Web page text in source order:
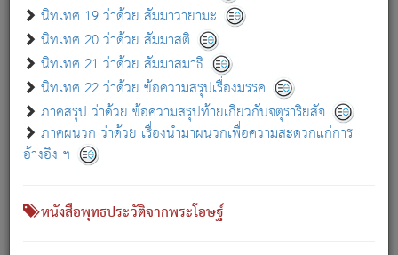
นิทเทศ 19 ว่าด้วย สัมมาวายามะ
นิทเทศ 20 ว่าด้วย สัมมาสติ
นิทเทศ 21 ว่าด้วย สัมมาสมาธิ
นิทเทศ 22 ว่าด้วย ข้อความสรุปเรื่องมรรค
ภาคสรุป ว่าด้วย ข้อความสรุปท้ายเกี่ยวกับจตุราริยสัจ
ภาคผนวก ว่าด้วย เรื่องนำมาผนวกเพื่อความสะดวกแก่การ
อ้างอิง ฯ
หนังสือพุทธประวัติจากพระโอษฐ์
หนังสือที่เกี่ยวข้อง